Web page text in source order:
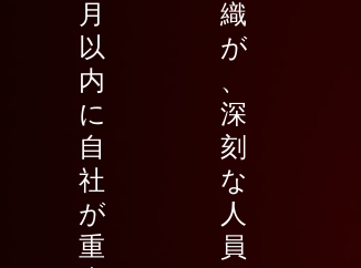
月
以
内
に
自
社
が
重
織
が
、
深
刻
な
人
員